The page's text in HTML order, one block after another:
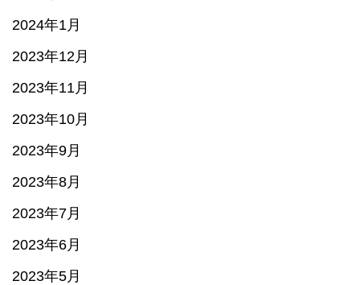
2024年1月
2023年12月
2023年11月
2023年10月
2023年9月
2023年8月
2023年7月
2023年6月
2023年5月